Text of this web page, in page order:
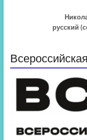
русский